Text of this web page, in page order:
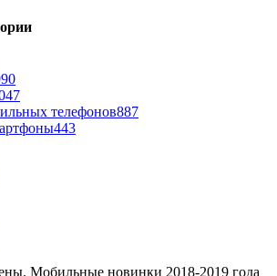
телефонов887
443
Мобильные новинки 2018-2019 года